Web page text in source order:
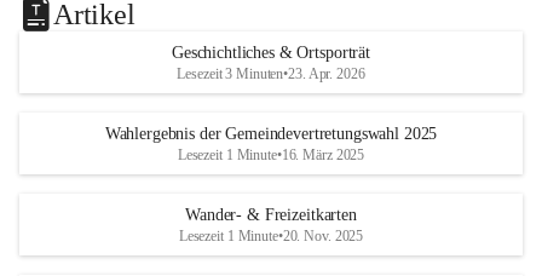
Artikel
Geschichtliches & Ortsporträt
Lesezeit 3 Minuten•23. Apr. 2026
Wahlergebnis der Gemeindevertretungswahl 2025
Lesezeit 1 Minute•16. März 2025
Wander- & Freizeitkarten
Lesezeit 1 Minute•20. Nov. 2025